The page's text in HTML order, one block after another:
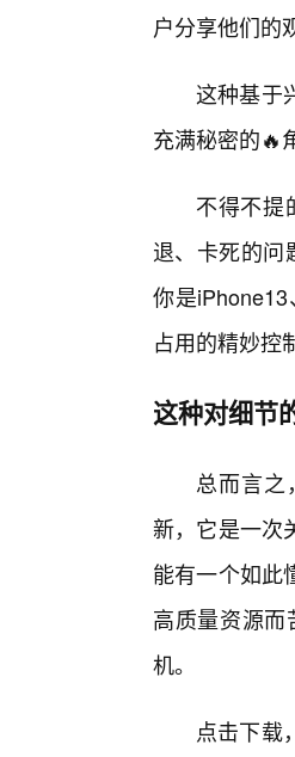
户分享他们的
这种基于
充满秘密的🔥
不得不提
退、卡死的问
你是
占用的精妙控
这种对细节
总而言之
新，它是一次
能有一个如此
高质量资源
机。
点击下载